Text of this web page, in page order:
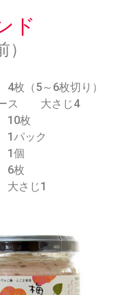
ド
5～6枚切り）
ース 大さじ4
枚
パック
個
6枚
じ1